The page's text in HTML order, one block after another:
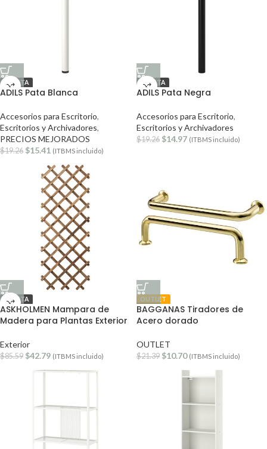
OFERTA
ADILS Pata Blanca
Accesorios para Escritorio,
Escritorios y Archivadores,
PRECIOS MEJORADOS
$19.26 $15.41 (ITBMS incluido)
OFERTA
ADILS Pata Negra
Accesorios para Escritorio,
Escritorios y Archivadores
$19.26 $14.97 (ITBMS incluido)
OFERTA
ASKHOLMEN Mampara de
Madera para Plantas Exterior
Exterior
$85.59 $42.79 (ITBMS incluido)
OUTLET
BAGGANAS Tiradores de
Acero dorado
OUTLET
$21.39 $10.70 (ITBMS incluido)